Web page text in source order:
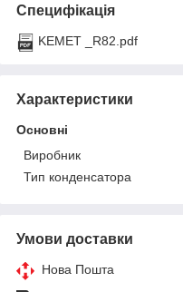
Специфікація
KEMET _R82.pdf
Характеристики
Основні
Виробник
Тип конденсатора
Умови доставки
Нова Пошта